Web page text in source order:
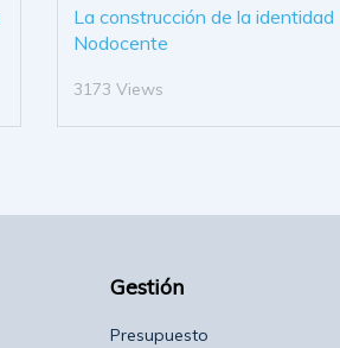
La construcción de la identidad
Nodocente
3173 Views
Gestión
Presupuesto